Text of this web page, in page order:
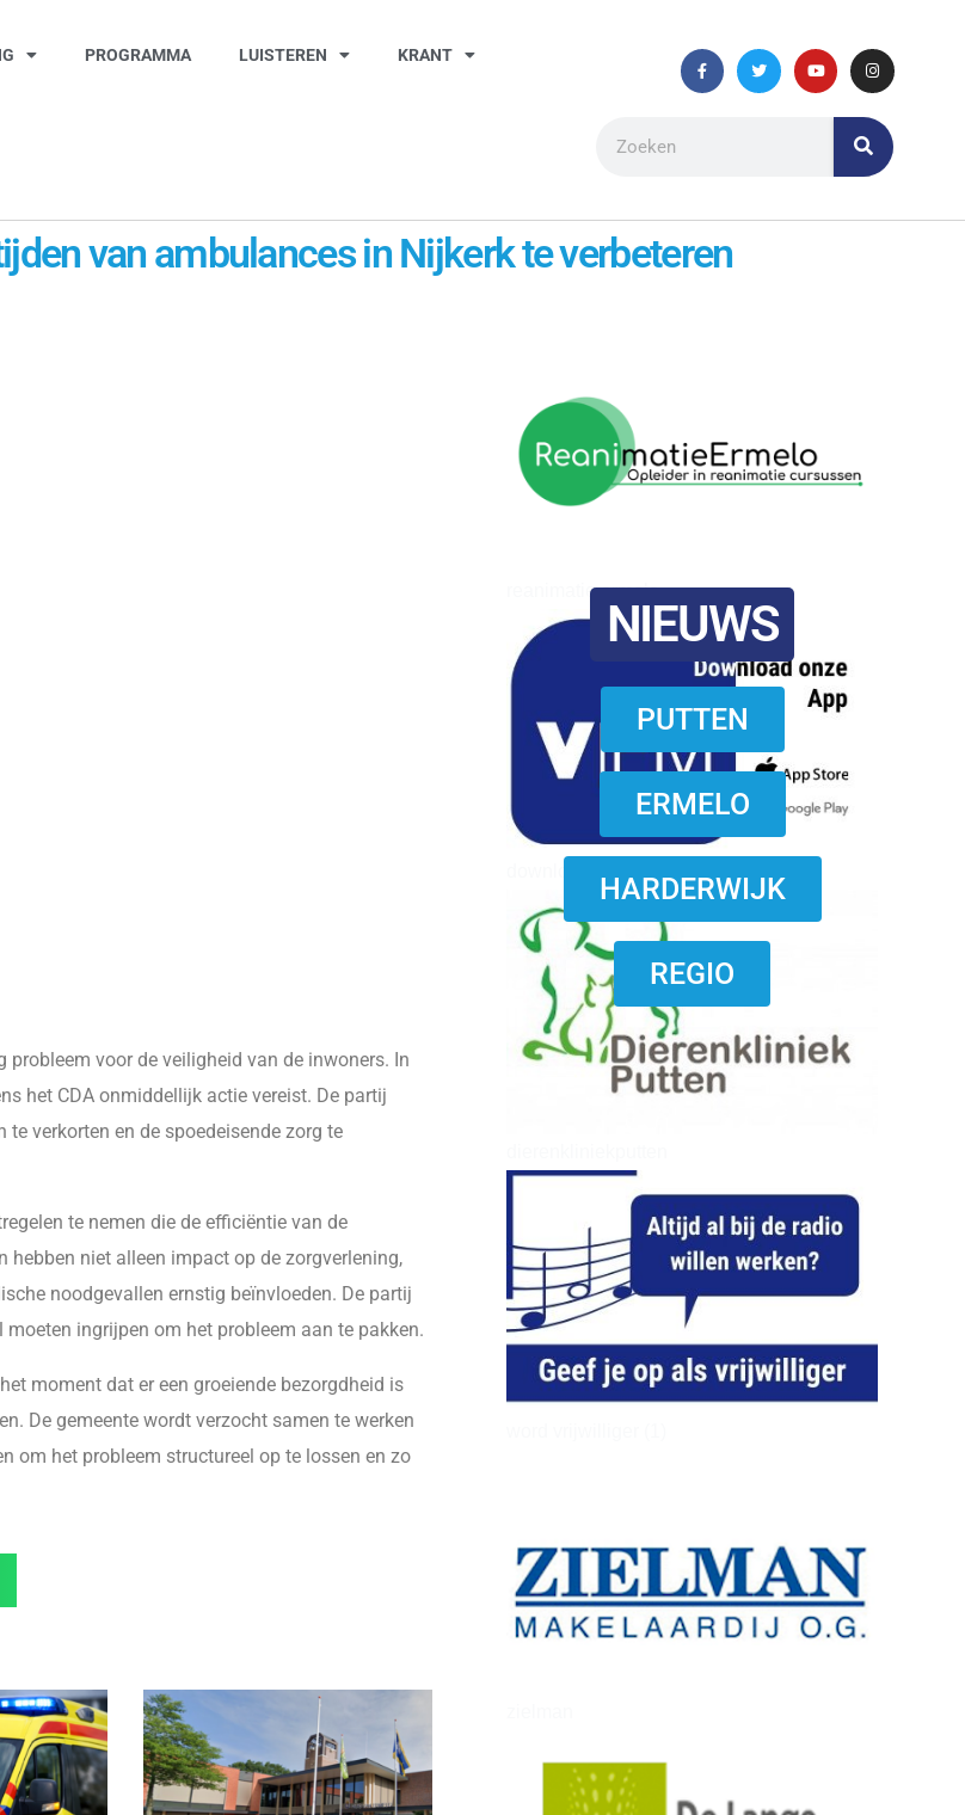
PROGRAMMA LUISTEREN KRANT
van ambulances in Nijkerk te verbeteren
reanimatie ermelo
NIEUWS
PUTTEN
ERMELO
HARDERWIJK
REGIO
voor de veiligheid van de inwoners. In
het CDA onmiddellijk actie vereist. De partij
verkorten en de spoedeisende zorg te
te nemen die de efficiëntie van de
hebben niet alleen impact op de zorgverlening,
noodgevallen ernstig beïnvloeden. De partij
ingrijpen om het probleem aan te pakken.
moment dat er een groeiende bezorgdheid is
De gemeente wordt verzocht samen te werken
om het probleem structureel op te lossen en zo